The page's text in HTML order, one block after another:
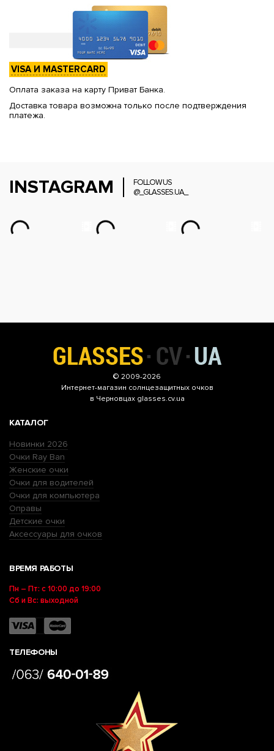
VISA И MASTERCARD
Оплата заказа на карту Приват Банка.
Доставка товара возможна только после подтверждения
платежа.
INSTAGRAM
FOLLOW US
@_GLASSES.UA_
© 2009-2026
Интернет-магазин солнцезащитных очков
в Черновцах glasses.cv.ua
КАТАЛОГ
Новинки 2026
Очки Ray Ban
Женские очки
Очки для водителей
Очки для компьютера
Оправы
Детские очки
Аксессуары для очков
ВРЕМЯ РАБОТЫ
Пн – Пт: с 10:00 до 19:00
Сб и Вс: выходной
ТЕЛЕФОНЫ